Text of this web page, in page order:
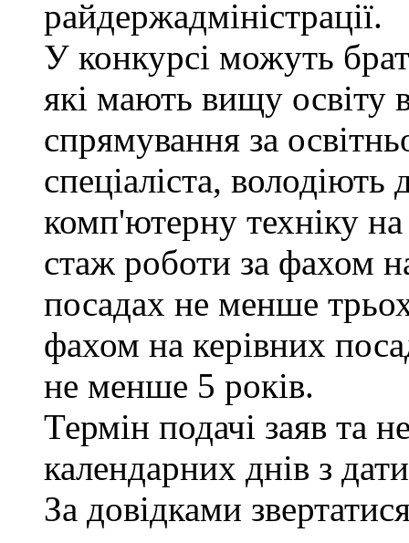
райдержадміністрації.
У конкурсі можуть
які мають вищу освіту
спрямування за
спеціаліста,
комп'ютерну техніку на
стаж роботи за фахом
посадах не менше
фахом на керівних
не менше 5 років.
Термін подачі заяв та
календарних днів з
За довідками